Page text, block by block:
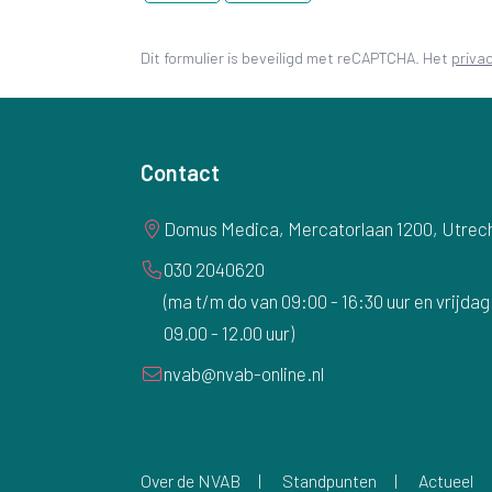
Dit formulier is beveiligd met reCAPTCHA. Het
Contact
Domus Medica, Mercatorlaan 1200,
030 2040620
(ma t/m do van 09:00 - 16:30 uur en vrijdag
09.00 - 12.00 uur)
nvab@nvab-online.nl
Over de NVAB Standpunten Actueel